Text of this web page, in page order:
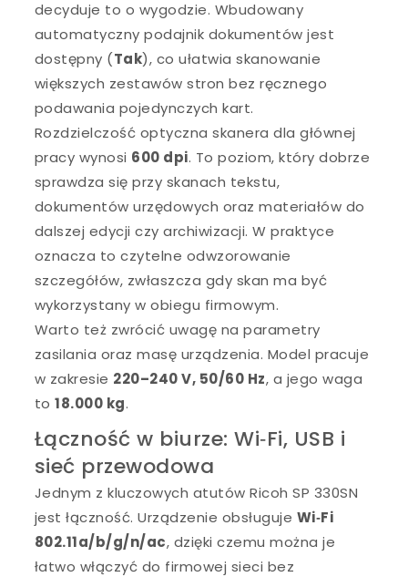
decyduje to o wygodzie. Wbudowany
automatyczny podajnik dokumentów jest
dostępny (Tak), co ułatwia skanowanie
większych zestawów stron bez ręcznego
podawania pojedynczych kart.
Rozdzielczość optyczna skanera dla głównej
pracy wynosi 600 dpi. To poziom, który dobrze
sprawdza się przy skanach tekstu,
dokumentów urzędowych oraz materiałów do
dalszej edycji czy archiwizacji. W praktyce
oznacza to czytelne odwzorowanie
szczegółów, zwłaszcza gdy skan ma być
wykorzystany w obiegu firmowym.
Warto też zwrócić uwagę na parametry
zasilania oraz masę urządzenia. Model pracuje
w zakresie 220–240 V, 50/60 Hz, a jego waga
to18.000 kg.
Łączność w biurze: Wi‑Fi, USB i
sieć przewodowa
Jednym z kluczowych atutów Ricoh SP 330SN
jest łączność. Urządzenie obsługuje Wi‑Fi
802.11a/b/g/n/ac, dzięki czemu można je
łatwo włączyć do firmowej sieci bez